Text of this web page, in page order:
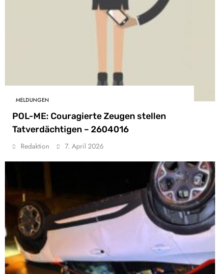
MELDUNGEN
POL-ME: Couragierte Zeugen stellen
Tatverdächtigen – 2604016
Redaktion 7. April 2026